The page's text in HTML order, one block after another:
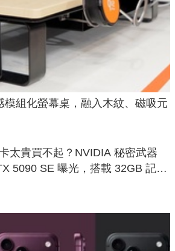
模組化螢幕桌，融入木紋、磁吸元
太貴買不起？NVIDIA 秘密武器
5090 SE 曝光，搭載 32GB 記憶